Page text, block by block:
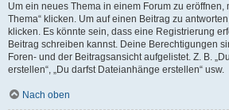
Um ein neues Thema in einem Forum zu eröffnen,
Thema“ klicken. Um auf einen Beitrag zu
klicken. Es könnte sein, dass eine Registrierung
Beitrag schreiben kannst. Deine Berechtigungen
Foren- und der Beitragsansicht aufgelistet. Z. B.
erstellen“, „Du darfst Dateianhänge erstellen“ usw.
Nach oben